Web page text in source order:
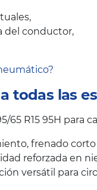
del conductor,
todas las
65 R15 95H
frenado
reforzada en
versátil para